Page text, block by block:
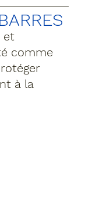
et
comme
à la